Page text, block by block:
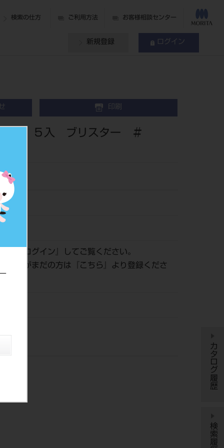
検索の仕方 ご利用方法 お客様相談センター
新規登録 ログイン
印刷
㎜ ５入 ブリスター ＃
ログイン 』してご覧ください。
登録がまだの方は『
こちら 』より登録くださ
カタログ履歴
検索履歴